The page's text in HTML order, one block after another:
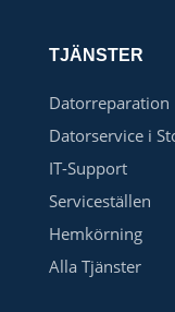
TJÄNSTER
Datorreparation
Datorservice i
IT-Support
Serviceställen
Hemkörning
Alla Tjänster